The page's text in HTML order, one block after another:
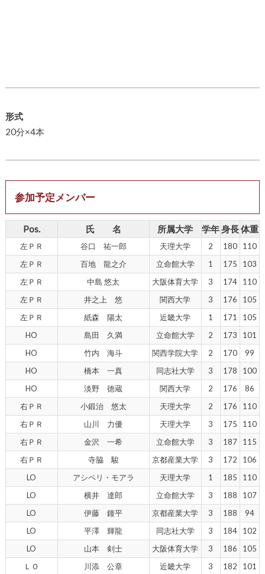
形式
20分×4本
参加予定メンバー
Pos. 氏 名 所属大学 学年身長体重
左ＰＲ 谷口 祐一郎 天理大学 2 180
110
左ＰＲ
百地 龍之介 立命館大学 1 175
103
左ＰＲ
中島 悠太 大阪体育大学 3 174
110
左ＰＲ
井之上 悠 関西大学 3 176
105
左ＰＲ
紙森 陽太 近畿大学 1 171
105
HO
島田 久満 立命館大学 2 173
101
HO
竹内 海斗 関西学院大学 2 170
99
HO
橋本 一真 同志社大学 3 178
100
HO
淡野 徳蔵 関西大学 2 176
86
右ＰＲ
小鍛治 悠太 天理大学 2 176
110
右ＰＲ
山川 力優 天理大学 3 175
110
右ＰＲ
金沢 一希 立命館大学 3 187
115
右ＰＲ
寺脇 駿 京都産業大学 3 172
106
LO
アシペリ・モアラ 天理大学 1 185
110
LO
横井 達郎 立命館大学 3 188
107
LO
伊藤 鐘平 京都産業大学 3 188
94
LO
平澤 輝龍 同志社大学 3 184
102
LO
山本 剣士 大阪体育大学 3 186
105
ＬＯ
川添 公章 近畿大学 3 182
101